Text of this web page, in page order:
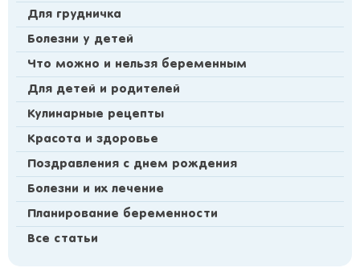
Для грудничка
Болезни у детей
Что можно и нельзя беременным
Для детей и родителей
Кулинарные рецепты
Красота и здоровье
Поздравления с днем рождения
Болезни и их лечение
Планирование беременности
Все статьи